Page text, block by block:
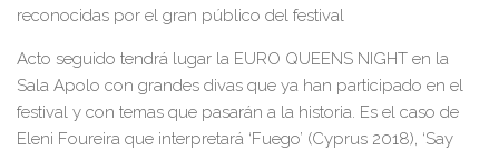
reconocidas por el gran público del festival
Acto seguido tendrá lugar la EURO QUEENS NIGHT en la
Sala Apolo con grandes divas que ya han participado en el
festival y con temas que pasarán a la historia. Es el caso de
Eleni Foureira que interpretará ‘Fuego’ (Cyprus 2018), ‘Say